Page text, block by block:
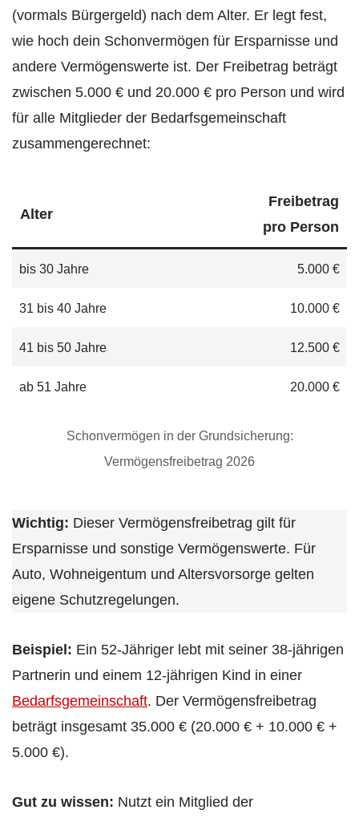
(vormals Bürgergeld) nach dem Alter. Er legt fest,
wie hoch dein Schonvermögen für Ersparnisse und
andere Vermögenswerte ist. Der Freibetrag beträgt
zwischen 5.000 € und 20.000 € pro Person und wird
für alle Mitglieder der Bedarfsgemeinschaft
zusammengerechnet:
Alter
Freibetrag
pro Person
bis 30 Jahre 5.000 €
31 bis 40 Jahre 10.000 €
41 bis 50 Jahre 12.500 €
ab 51 Jahre 20.000 €
Schonvermögen in der Grundsicherung:
Vermögensfreibetrag 2026
Wichtig: Dieser Vermögensfreibetrag gilt für
Ersparnisse und sonstige Vermögenswerte. Für
Auto, Wohneigentum und Altersvorsorge gelten
eigene Schutzregelungen.
Beispiel: Ein 52-Jähriger lebt mit seiner 38-jährigen
Partnerin und einem 12-jährigen Kind in einer
Bedarfsgemeinschaft. Der Vermögensfreibetrag
beträgt insgesamt 35.000 € (20.000 € + 10.000 € +
5.000 €).
Gut zu wissen: Nutzt ein Mitglied der